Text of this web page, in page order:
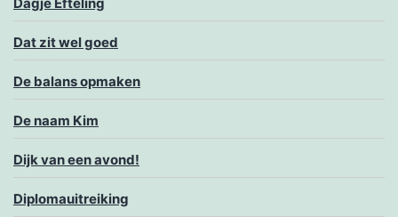
Dagje Efteling
Dat zit wel goed
De balans opmaken
De naam Kim
Dijk van een avond!
Diplomauitreiking